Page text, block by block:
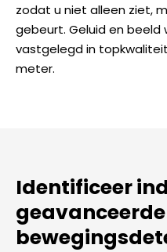
zodat u niet alleen ziet,
gebeurt. Geluid en beeld
vastgelegd in
meter.
Identificeer
geavanceerde